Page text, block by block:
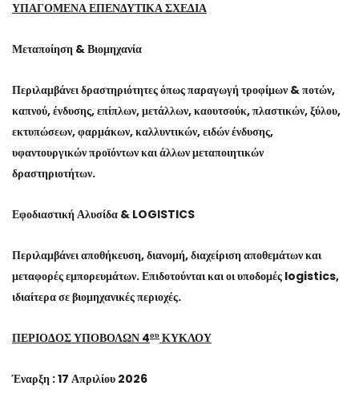
ΥΠΑΓΟΜΕΝΑ ΕΠΕΝΔΥΤΙΚΑ ΣΧΕΔΙΑ
Μεταποίηση & Βιομηχανία
Περιλαμβάνει δραστηριότητες όπως παραγωγή τροφίμων & ποτών,
καπνού, ένδυσης, επίπλων, μετάλλων, καουτσούκ, πλαστικών, ξύλου,
εκτυπώσεων, φαρμάκων, καλλυντικών, ειδών ένδυσης,
υφαντουργικών προϊόντων και άλλων μεταποιητικών
δραστηριοτήτων.
Εφοδιαστική Αλυσίδα & LOGISTICS
Περιλαμβάνει αποθήκευση, διανομή, διαχείριση αποθεμάτων και
μεταφορές εμπορευμάτων. Επιδοτούνται και οι υποδομές logistics,
ιδιαίτερα σε βιομηχανικές περιοχές.
ΠΕΡΙΟΔΟΣ ΥΠΟΒΟΛΩΝ 4ου ΚΥΚΛΟΥ
Έναρξη : 17 Απριλίου 2026